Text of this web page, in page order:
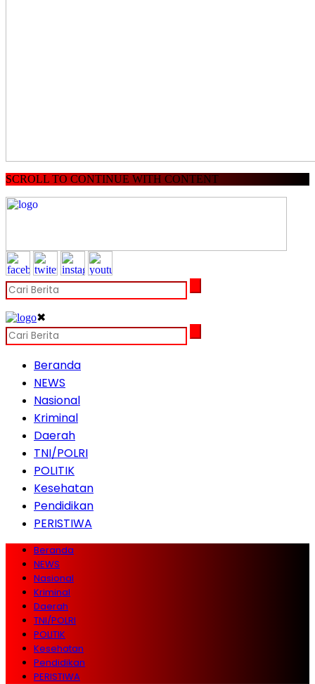
SCROLL TO CONTINUE WITH CONTENT
✖
Beranda
NEWS
Nasional
Kriminal
Daerah
TNI/POLRI
POLITIK
Kesehatan
Pendidikan
PERISTIWA
Beranda
NEWS
Nasional
Kriminal
Daerah
TNI/POLRI
POLITIK
Kesehatan
Pendidikan
PERISTIWA